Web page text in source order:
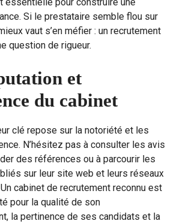
Si le prestataire semble flou sur
vaut s’en méfier : un recrutement
question de rigueur.
et
du cabinet
clé repose sur la notoriété et les
N’hésitez pas à consulter les avis
des références ou à parcourir les
sur leur site web et leurs réseaux
cabinet de recrutement reconnu est
pour la qualité de son
la pertinence de ses candidats et la